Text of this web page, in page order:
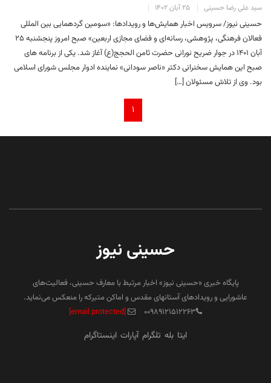
سید علی رضا حسینی ۲۵ آبان ۱۴۰۲
حسینی نیوز/ سرویس اخبار همایش‌ها و رویدادها: «سومین گردهمایی بین المللی
فعالان فرهنگی، پژوهشی، رسانه‌ای و فضای مجازی اربعین» صبح امروز پنجشنبه ۲۵
آبان ۱۴۰۱ در جوار ضریح نورانی حضرت ثامن الحجج(ع) آغاز شد. یکی از برنامه های
صبح این همایش سخنرانی دکتر «ناصر سودانی» نماینده ادوار مجلس شورای اسلامی
بود. وی از تلاش مسئولان […]
۱
حسینی نیوز
پایگاه خبری «حسینی نیوز» اخبار مرتبط با معارف حسینی، فعالیت‌های
عاشورایی و رویدادهای آستانهای مقدس و اماکن متبرکه را منعکس می‌نماید.
۰۰۹۸۹۱۲۱۵۱۲۲۶۳
[email protected]
ایتا بله تلگرام آپارات اینستاگرام